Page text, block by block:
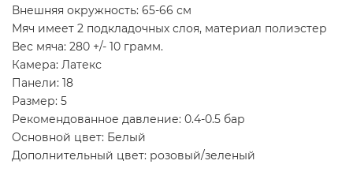
Внешняя окружность: 65-66 см
Мяч имеет 2 подкладочных слоя, материал полиэстер
Вес мяча: 280 +/- 10 грамм.
Камера: Латекс
Панели: 18
Размер: 5
Рекомендованное давление: 0.4-0.5 бар
Основной цвет: Белый
Дополнительный цвет: розовый/зеленый